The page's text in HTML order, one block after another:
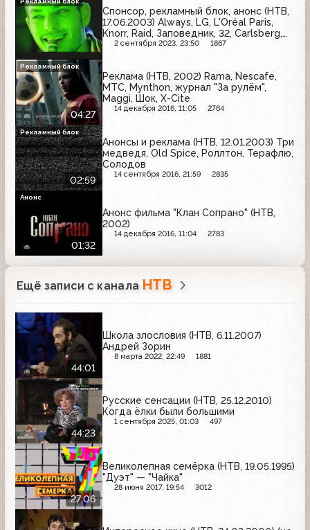
Спонсор, рекламный блок, анонс (НТВ,
17.06.2003) Always, LG, L'Oréal Paris,
Knorr, Raid, Заповедник, 32, Carlsberg,
Ariel, Алиби, BiMAX, Чудо, Samsung,
2 сентября 2023, 23:50 1867
04:27
Реклама (НТВ, 2002) Rama, Nescafe,
МТС, Mynthon, журнал "За рулём",
Maggi, Шок, X-Cite
14 декабря 2016, 11:05 2764
Рекламный блок
02:59
Анонсы и реклама (НТВ, 12.01.2003) Три
медведя, Old Spice, Роллтон, Терафлю,
Солодов
14 сентября 2016, 21:59 2835
Рекламный блок
01:32
Анонс фильма "Клан Сопрано" (НТВ,
2002)
14 декабря 2016, 11:04 2783
Анонс
Ещё записи с канала НТВ
44:01
Школа злословия (НТВ, 6.11.2007)
Андрей Зорин
8 марта 2022, 22:49 1881
44:23
Русские сенсации (НТВ, 25.12.2010)
Когда ёлки были большими
1 сентября 2025, 01:03 497
27:06
Великолепная семёрка (НТВ, 19.05.1995)
"Дуэт" — "Чайка"
28 июня 2017, 19:54 3012